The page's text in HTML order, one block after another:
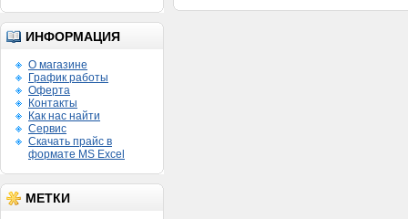
ИНФОРМАЦИЯ
О магазине
График работы
Оферта
Контакты
Как нас найти
Сервис
Скачать прайс в
формате MS Excel
МЕТКИ
Цилиндро-поршневая
группа 154FMI D54мм
STORM INDIGO в сборе
(124 см3)
(цилиндр+порш.+палец+кольц.)
3 300руб.